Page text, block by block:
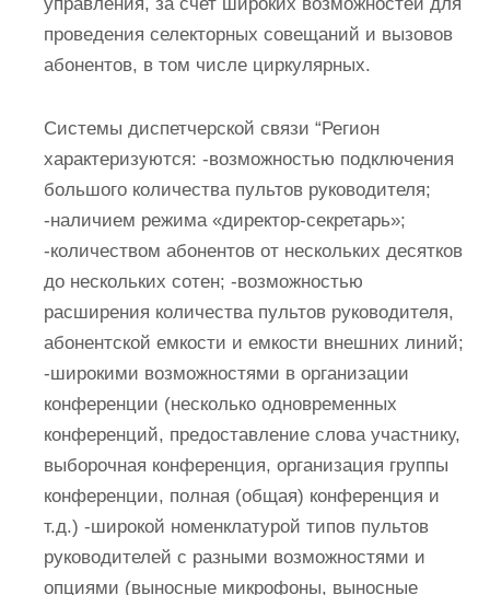
проведения селекторных совещаний и вызовов
абонентов, в том числе циркулярных.
Системы диспетчерской связи “Регион
характеризуются: -возможностью подключения
большого количества пультов руководителя;
-наличием режима «директор-секретарь»;
-количеством абонентов от нескольких десятков
до нескольких сотен; -возможностью
расширения количества пультов руководителя,
абонентской емкости и емкости внешних линий;
-широкими возможностями в организации
конференции (несколько одновременных
конференций, предоставление слова участнику,
выборочная конференция, организация группы
конференции, полная (общая) конференция и
т.д.) -широкой номенклатурой типов пультов
руководителей с разными возможностями и
опциями (выносные микрофоны, выносные